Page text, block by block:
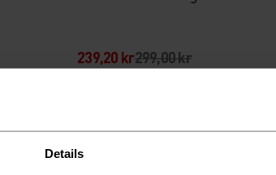
Details
239,20 kr299,00 kr
Sommersalg